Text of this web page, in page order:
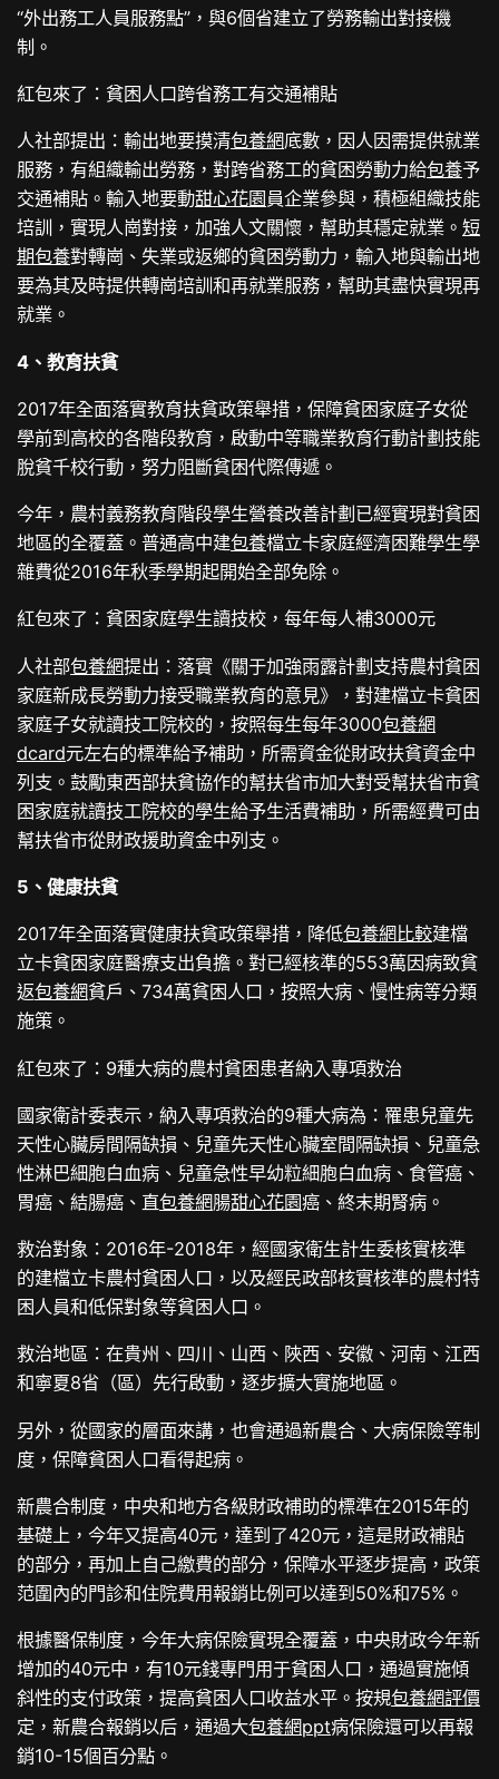
“外出務工人員服務點”，與6個省建立了勞務輸出對接機
制。
紅包來了：貧困人口跨省務工有交通補貼
人社部提出：輸出地要摸清包養網底數，因人因需提供就業
服務，有組織輸出勞務，對跨省務工的貧困勞動力給包養予
交通補貼。輸入地要動甜心花園 員企業參與，積極組織技能
培訓，實現人崗對接，加強人文關懷，幫助其穩定就業。短
期包養對轉崗、失業或返鄉的貧困勞動力，輸入地與輸出地
要為其及時提供轉崗培訓和再就業服務，幫助其盡快實現再
就業。
4、教育扶貧
2017年全面落實教育扶貧政策舉措，保障貧困家庭子女從
學前到高校的各階段教育，啟動中等職業教育行動計劃技能
脫貧千校行動，努力阻斷貧困代際傳遞。
今年，農村義務教育階段學生營養改善計劃已經實現對貧困
地區的全覆蓋。普通高中建包養檔立卡家庭經濟困難學生學
雜費從2016年秋季學期起開始全部免除。
紅包來了：貧困家庭學生讀技校，每年每人補3000元
人社部包養網提出：落實《關于加強雨露計劃支持農村貧困
家庭新成長勞動力接受職業教育的意見》，對建檔立卡貧困
家庭子女就讀技工院校的，按照每生每年3000包養網
dcard元左右的標準給予補助，所需資金從財政扶貧資金中
列支。鼓勵東西部扶貧協作的幫扶省市加大對受幫扶省市貧
困家庭就讀技工院校的學生給予生活費補助，所需經費可由
幫扶省市從財政援助資金中列支。
5、健康扶貧
2017年全面落實健康扶貧政策舉措，降低包養網比較建檔
立卡貧困家庭醫療支出負擔。對已經核準的553萬因病致貧
返包養網貧戶、734萬貧困人口，按照大病、慢性病等分類
施策。
紅包來了：9種大病的農村貧困患者納入專項救治
國家衛計委表示，納入專項救治的9種大病為：罹患兒童先
天性心臟房間隔缺損、兒童先天性心臟室間隔缺損、兒童急
性淋巴細胞白血病、兒童急性早幼粒細胞白血病、食管癌、
胃癌、結腸癌、直包養網腸甜心花園癌、終末期腎病。
救治對象：2016年-2018年，經國家衛生計生委核實核準
的建檔立卡農村貧困人口，以及經民政部核實核準的農村特
困人員和低保對象等貧困人口。
救治地區：在貴州、四川、山西、陜西、安徽、河南、江西
和寧夏8省（區）先行啟動，逐步擴大實施地區。
另外，從國家的層面來講，也會通過新農合、大病保險等制
度，保障貧困人口看得起病。
新農合制度，中央和地方各級財政補助的標準在2015年的
基礎上，今年又提高40元，達到了420元，這是財政補貼
的部分，再加上自己繳費的部分，保障水平逐步提高，政策
范圍內的門診和住院費用報銷比例可以達到50%和75%。
根據醫保制度，今年大病保險實現全覆蓋，中央財政今年新
增加的40元中，有10元錢專門用于貧困人口，通過實施傾
斜性的支付政策，提高貧困人口收益水平。按規包養網評價
定，新農合報銷以后，通過大包養網ppt病保險還可以再報
銷10-15個百分點。